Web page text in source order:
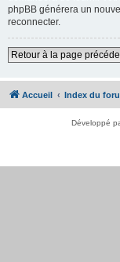
phpBB générera un
reconnecter.
Retour à la page
Accueil Index du
Développé